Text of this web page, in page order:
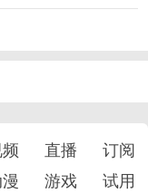
直播
订阅
游戏 试用